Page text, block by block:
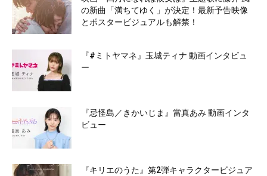
の新曲「満ちてゆく」が決定！最新予告映像
とポスタービジュアルも解禁！
『#ミトヤマネ』玉城ティナ 動画インタビュ
ー
『忌怪島／きかいじま』當真あみ 動画インタ
ビュー
『キリエのうた』第2弾キャラクタービジュア